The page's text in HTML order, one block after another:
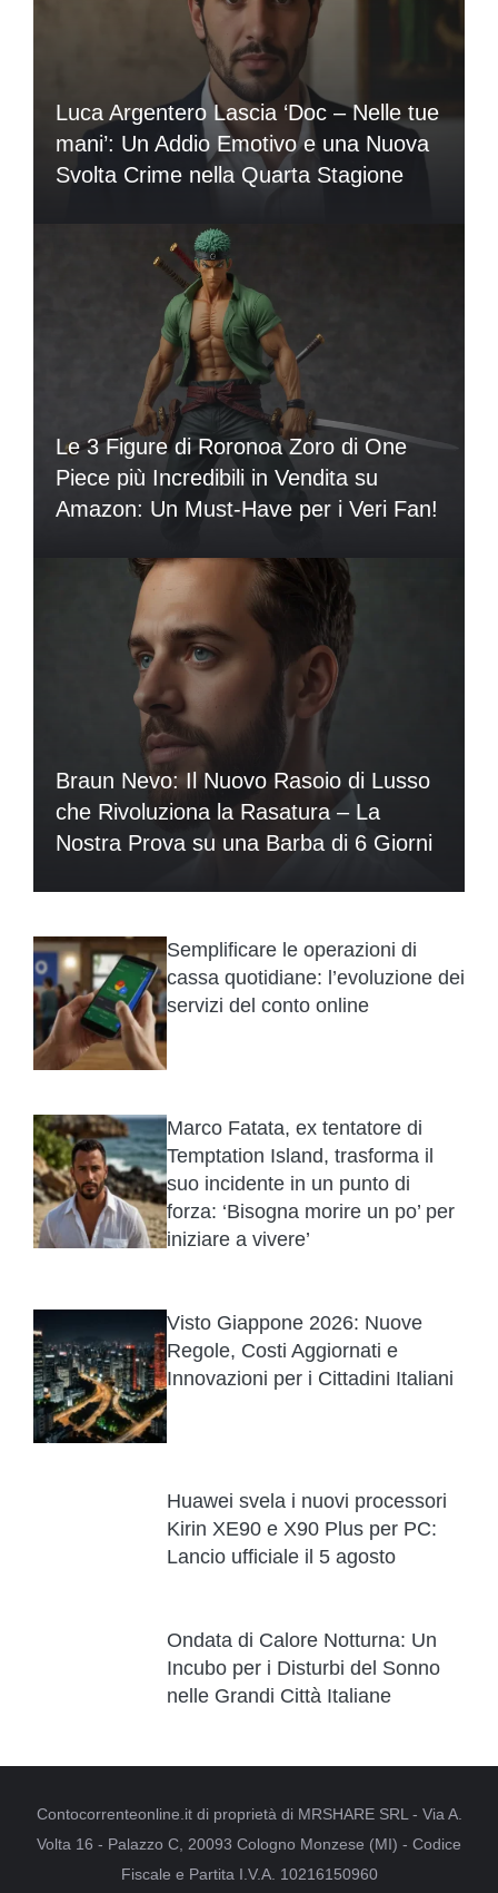
Luca Argentero Lascia ‘Doc – Nelle tue
mani’: Un Addio Emotivo e una Nuova
Svolta Crime nella Quarta Stagione
Le 3 Figure di Roronoa Zoro di One
Piece più Incredibili in Vendita su
Amazon: Un Must-Have per i Veri Fan!
Braun Nevo: Il Nuovo Rasoio di Lusso
che Rivoluziona la Rasatura – La
Nostra Prova su una Barba di 6 Giorni
Semplificare le operazioni di
cassa quotidiane: l’evoluzione dei
servizi del conto online
Marco Fatata, ex tentatore di
Temptation Island, trasforma il
suo incidente in un punto di
forza: ‘Bisogna morire un po’ per
iniziare a vivere’
Visto Giappone 2026: Nuove
Regole, Costi Aggiornati e
Innovazioni per i Cittadini Italiani
Huawei svela i nuovi processori
Kirin XE90 e X90 Plus per PC:
Lancio ufficiale il 5 agosto
Ondata di Calore Notturna: Un
Incubo per i Disturbi del Sonno
nelle Grandi Città Italiane
Contocorrenteonline.it di proprietà di MRSHARE SRL - Via A.
Volta 16 - Palazzo C, 20093 Cologno Monzese (MI) - Codice
Fiscale e Partita I.V.A. 10216150960